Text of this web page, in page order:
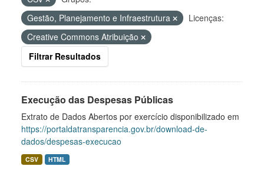
Gestão, Planejamento e Infraestrutura
Licenças:
Creative Commons Atribuição
Filtrar Resultados
Execução das Despesas Públicas
Extrato de Dados Abertos por exercício disponibilizado em
https://portaldatransparencia.gov.br/download-de-
dados/despesas-execucao
CSV HTML